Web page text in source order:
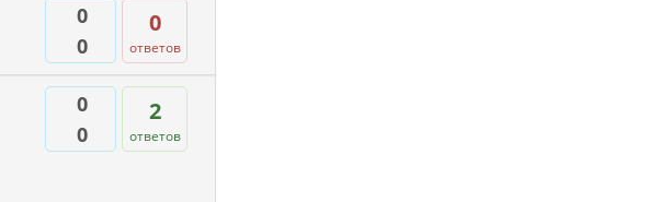
0
0
0
ответов
0
0
2
ответов